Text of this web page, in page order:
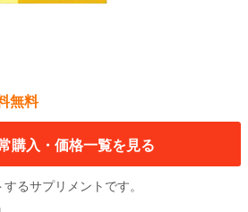
無料
購入・価格一覧を見る
るサプリメントです。